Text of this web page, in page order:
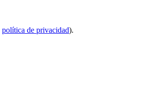
política de privacidad).